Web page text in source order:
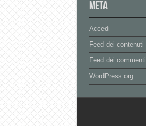
Meta
Accedi
Feed dei contenuti
Feed dei commenti
WordPress.org